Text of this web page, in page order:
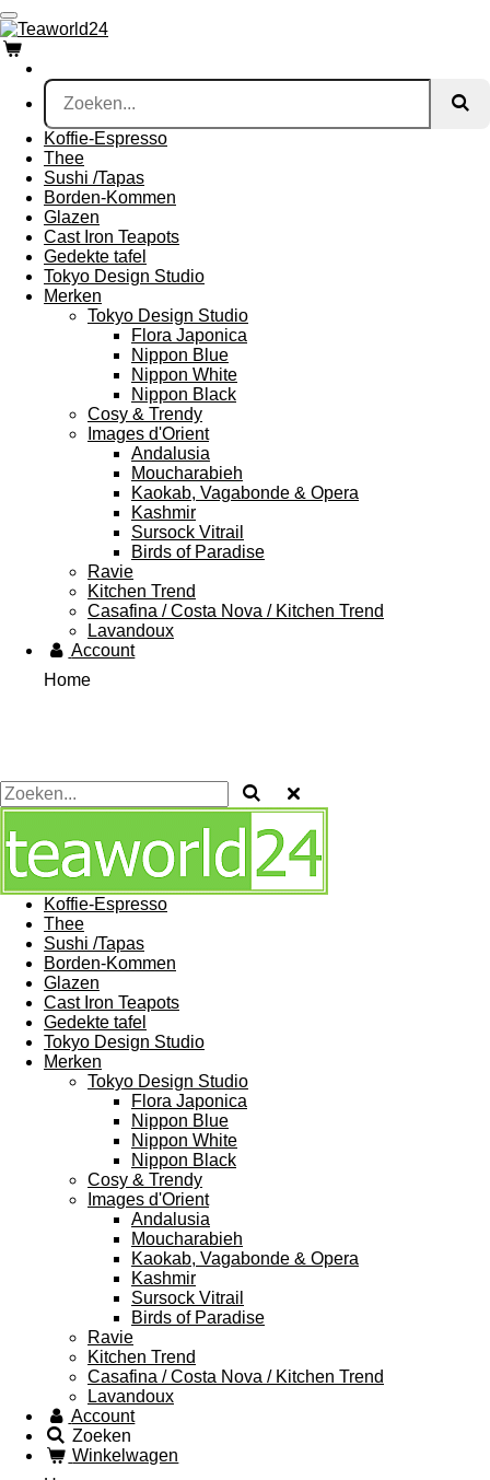
Ga
direct
naar
de
hoofdinhoud
Koffie-Espresso
Thee
Sushi /Tapas
Borden-Kommen
Glazen
Cast Iron Teapots
Gedekte tafel
Tokyo Design Studio
Merken
Tokyo Design Studio
Flora Japonica
Nippon Blue
Nippon White
Nippon Black
Cosy & Trendy
Images d'Orient
Andalusia
Moucharabieh
Kaokab, Vagabonde & Opera
Kashmir
Sursock Vitrail
Birds of Paradise
Ravie
Kitchen Trend
Casafina / Costa Nova / Kitchen Trend
Lavandoux
Account
Home
Koffie-Espresso
Thee
Sushi /Tapas
Borden-Kommen
Glazen
Cast Iron Teapots
Gedekte tafel
Tokyo Design Studio
Merken
Tokyo Design Studio
Flora Japonica
Nippon Blue
Nippon White
Nippon Black
Cosy & Trendy
Images d'Orient
Andalusia
Moucharabieh
Kaokab, Vagabonde & Opera
Kashmir
Sursock Vitrail
Birds of Paradise
Ravie
Kitchen Trend
Casafina / Costa Nova / Kitchen Trend
Lavandoux
Account
Zoeken
Winkelwagen